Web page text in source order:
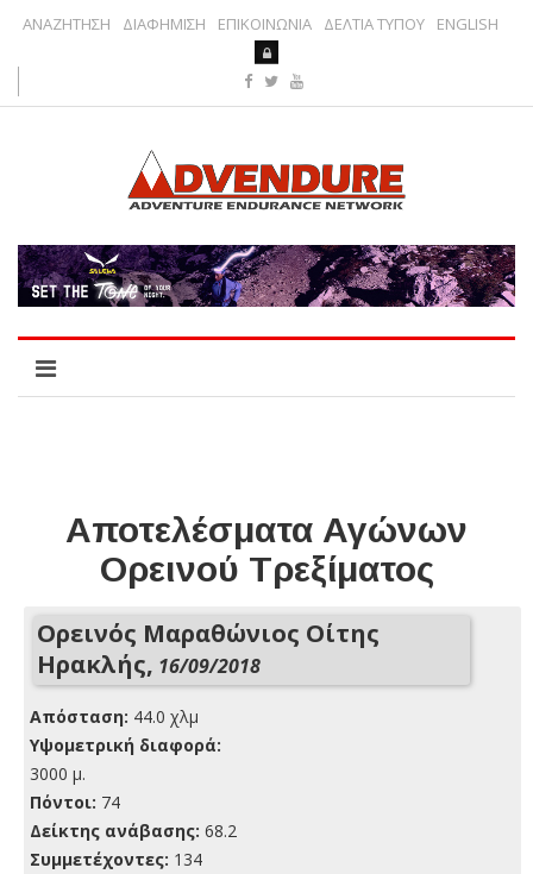
ΑΝΑΖΗΤΗΣΗ ΔΙΑΦΗΜΙΣΗ ΕΠΙΚΟΙΝΩΝΙΑ ΔΕΛΤΙΑ ΤΥΠΟΥ ENGLISH
Αποτελέσματα Αγώνων
Ορεινού Τρεξίματος
Ορεινός Μαραθώνιος Οίτης
Ηρακλής, 16/09/2018
Απόσταση: 44.0 χλμ
Yψομετρική διαφορά:
3000 μ.
Πόντοι: 74
Δείκτης ανάβασης: 68.2
Συμμετέχοντες: 134